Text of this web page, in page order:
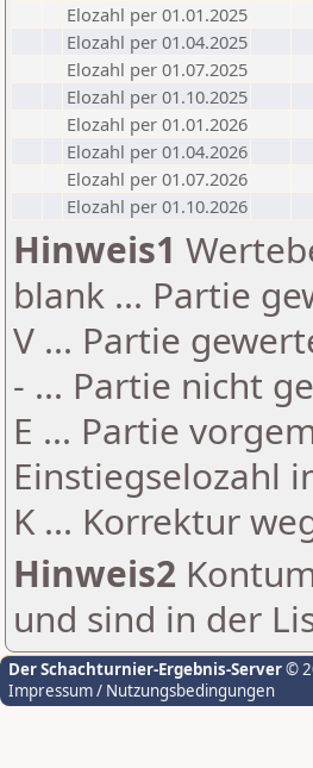
Elozahl per 01.01.2025
Elozahl per 01.04.2025
Elozahl per 01.07.2025
Elozahl per 01.10.2025
Elozahl per 01.01.2026
Elozahl per 01.04.2026
Elozahl per 01.07.2026
Elozahl per 01.10.2026
Hinweis1
blank ... Partie
V ... Partie
- ... Partie nicht
E ... Partie
Einstiegselozahl
K ... Korrektur
Hinweis2
und sind in der
Der Schachturnier-Ergebnis-Server©
Impressum / Nutzungsbedingungen